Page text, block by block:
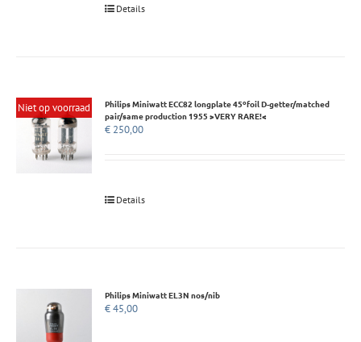
Details
Niet op voorraad
Philips Miniwatt ECC82 longplate 45ºfoil D-getter/matched
pair/same production 1955 >VERY RARE!<
€ 250,00
Details
Philips Miniwatt EL3N nos/nib
€45,00